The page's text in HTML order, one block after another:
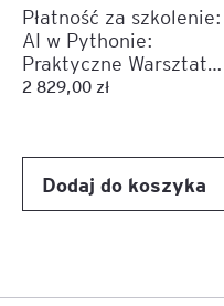
Płatność za szkolenie:
AI w Pythonie:
Praktyczne Warsztaty
z Large Language
2 829,00 zł
Dodaj do koszyka